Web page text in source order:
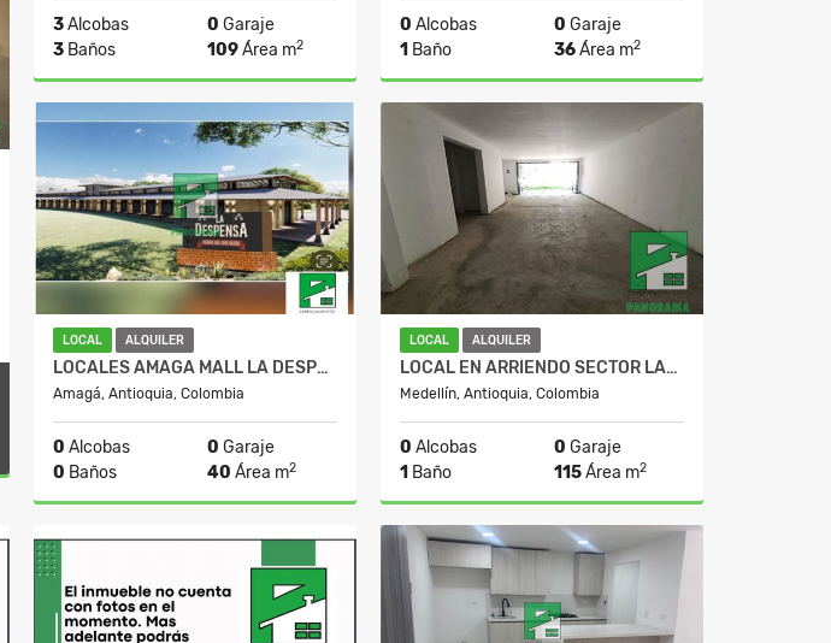
3Alcobas 0 Garaje
3 Baños 109Área m2
Alquiler
$3.300.000
0 Alcobas 0 Garaje
1 Baño 36Área m2
Alquiler
$1.900.000
LOCAL ALQUILER
LOCALES AMAGA MALL LA DESPENSA
Amagá, Antioquia, Colombia
0 Alcobas 0 Garaje
0 Baños 40 Área m2
Alquiler
$4.000.000
LOCAL ALQUILER
LOCAL EN ARRIENDO SECTOR LAURELES
Medellín, Antioquia, Colombia
0 Alcobas 0 Garaje
1 Baño 115Área m2
Alquiler
$10.900.000